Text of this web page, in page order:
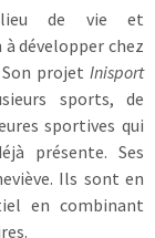
de vie et
développer chez
projet Inisport
sports, de
sportives qui
présente. Ses
Ils sont en
en combinant